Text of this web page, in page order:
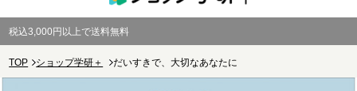
税込3,000円以上で送料無料
TOP ショップ学研＋ だいすきで、大切なあなたに